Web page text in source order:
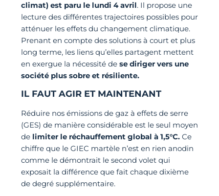
climat)est paru le lundi 4 avril. Il propose une
lecture des différentes trajectoires possibles pour
atténuer les effets du changement climatique.
Prenant en compte des solutions à court et plus
long terme, les liens qu’elles partagent mettent
en exergue la nécessité de se diriger vers une
société plus sobre et résiliente.
IL FAUT AGIR ET MAINTENANT
Réduire nos émissions de gaz à effets de serre
(GES) de manière considérable est le seul moyen
de limiter le réchauffement global à 1,5°C.Ce
chiffre que le GIEC martèle n’est en rien anodin
comme le démontrait le second volet qui
exposait la différence que fait chaque dixième
de degré supplémentaire.